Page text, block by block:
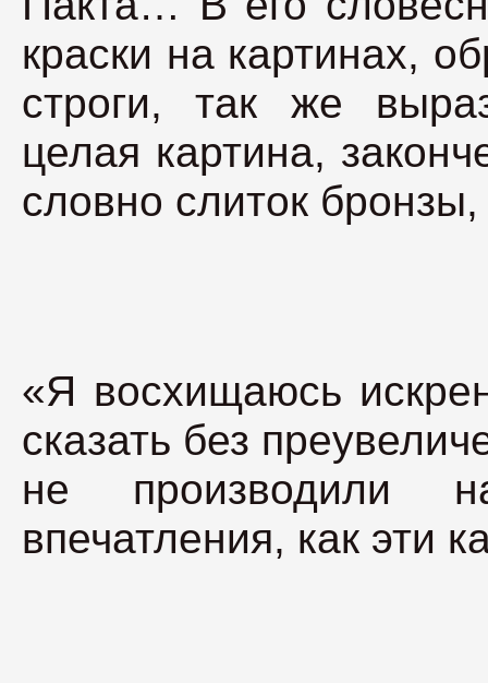
краски на картинах,
строги, так же
целая картина,
словно слиток
«Я восхищаюсь
сказать без
не производили
впечатления, как эти